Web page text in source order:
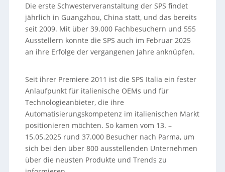
Die erste Schwesterveranstaltung der SPS findet
jährlich in Guangzhou, China statt, und das bereits
seit 2009. Mit über 39.000 Fachbesuchern und 555
Ausstellern konnte die SPS auch im Februar 2025
an ihre Erfolge der vergangenen Jahre anknüpfen.
Seit ihrer Premiere 2011 ist die SPS Italia ein fester
Anlaufpunkt für italienische OEMs und für
Technologieanbieter, die ihre
Automatisierungskompetenz im italienischen Markt
positionieren möchten. So kamen vom 13. –
15.05.2025 rund 37.000 Besucher nach Parma, um
sich bei den über 800 ausstellenden Unternehmen
über die neusten Produkte und Trends zu